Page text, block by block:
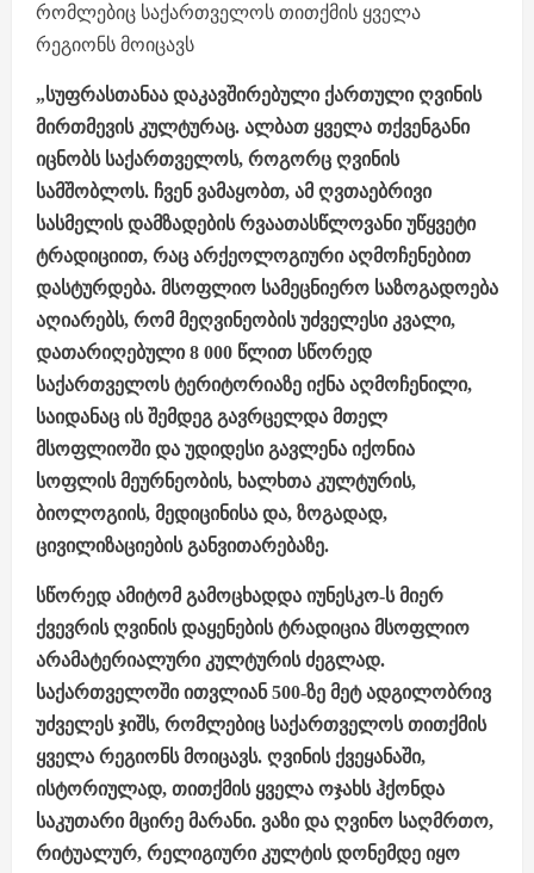
რომლებიც საქართველოს თითქმის ყველა
რეგიონს მოიცავს
„სუფრასთანაა დაკავშირებული ქართული ღვინის
მირთმევის კულტურაც. ალბათ ყველა თქვენგანი
იცნობს საქართველოს, როგორც ღვინის
სამშობლოს. ჩვენ ვამაყობთ, ამ ღვთაებრივი
სასმელის დამზადების რვაათასწლოვანი უწყვეტი
ტრადიციით, რაც არქეოლოგიური აღმოჩენებით
დასტურდება. მსოფლიო სამეცნიერო საზოგადოება
აღიარებს, რომ მეღვინეობის უძველესი კვალი,
დათარიღებული 8 000 წლით სწორედ
საქართველოს ტერიტორიაზე იქნა აღმოჩენილი,
საიდანაც ის შემდეგ გავრცელდა მთელ
მსოფლიოში და უდიდესი გავლენა იქონია
სოფლის მეურნეობის, ხალხთა კულტურის,
ბიოლოგიის, მედიცინისა და, ზოგადად,
ცივილიზაციების განვითარებაზე.
სწორედ ამიტომ გამოცხადდა იუნესკო-ს მიერ
ქვევრის ღვინის დაყენების ტრადიცია მსოფლიო
არამატერიალური კულტურის ძეგლად.
საქართველოში ითვლიან 500-ზე მეტ ადგილობრივ
უძველეს ჯიშს, რომლებიც საქართველოს თითქმის
ყველა რეგიონს მოიცავს. ღვინის ქვეყანაში,
ისტორიულად, თითქმის ყველა ოჯახს ჰქონდა
საკუთარი მცირე მარანი. ვაზი და ღვინო საღმრთო,
რიტუალურ, რელიგიური კულტის დონემდე იყო